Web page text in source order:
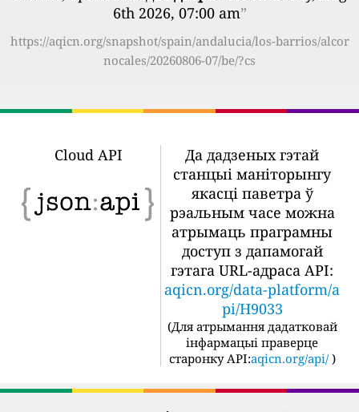
6th 2026, 07:00 am”
https://aqicn.org/snapshot/spain/andalucia/los-barrios/alcor
nocales/20260806-07/be/?cs
Cloud API
Да дадзеных гэтай
станцыі маніторынгу
якасці паветра ў
рэальным часе можна
атрымаць праграмны
доступ з дапамогай
гэтага URL-адраса API:
aqicn.org/data-platform/a
pi/H9033
(Для атрымання дадатковай
інфармацыі праверце
старонку API:aqicn.org/api/ )